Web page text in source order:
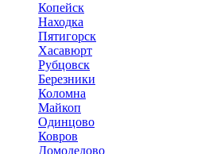
Копейск
Находка
Пятигорск
Хасавюрт
Рубцовск
Березники
Коломна
Майкоп
Одинцово
Ковров
Домодедово